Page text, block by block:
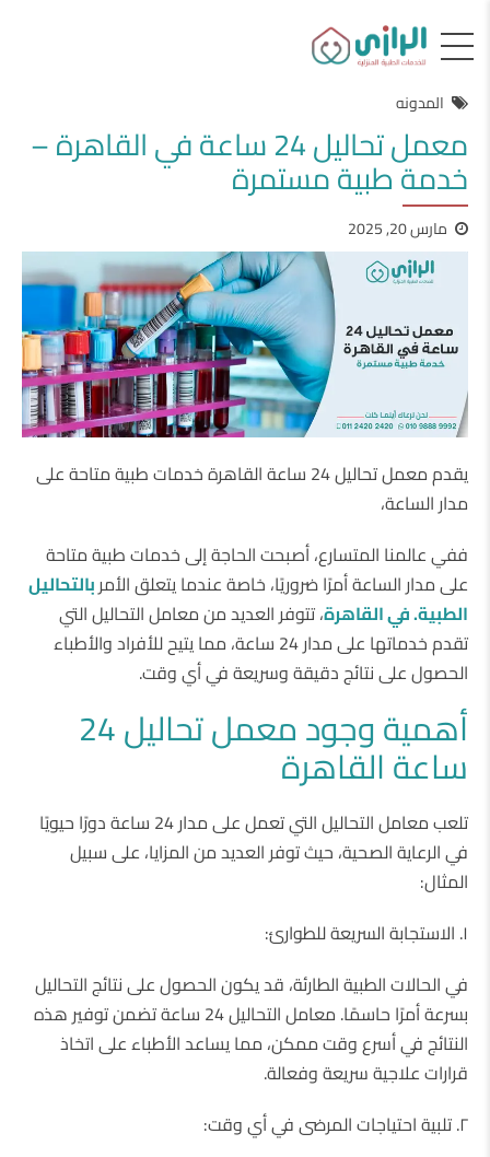
المدونه
معمل تحاليل 24 ساعة في القاهرة –
خدمة طبية مستمرة
مارس 20, 2025
يقدم معمل تحاليل 24 ساعة القاهرة خدمات طبية متاحة على
مدار الساعة،
ففي عالمنا المتسارع، أصبحت الحاجة إلى خدمات طبية متاحة
على مدار الساعة أمرًا ضروريًا، خاصة عندما يتعلق الأمربالتحاليل
الطبية. في القاهرة، تتوفر العديد من معامل التحاليل التي
تقدم خدماتها على مدار 24 ساعة، مما يتيح للأفراد والأطباء
الحصول على نتائج دقيقة وسريعة في أي وقت.
أهمية وجود معمل تحاليل 24
ساعة القاهرة
تلعب معامل التحاليل التي تعمل على مدار 24 ساعة دورًا حيويًا
في الرعاية الصحية، حيث توفر العديد من المزايا، على سبيل
المثال:
١. الاستجابة السريعة للطوارئ:
في الحالات الطبية الطارئة، قد يكون الحصول على نتائج التحاليل
بسرعة أمرًا حاسمًا. معامل التحاليل 24 ساعة تضمن توفير هذه
النتائج في أسرع وقت ممكن، مما يساعد الأطباء على اتخاذ
قرارات علاجية سريعة وفعالة.
٢. تلبية احتياجات المرضى في أي وقت: